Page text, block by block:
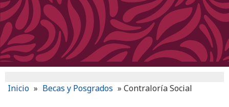
Inicio » Becas y Posgrados » Contraloría Social